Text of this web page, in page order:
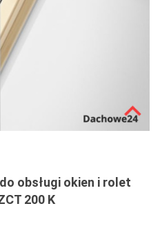
obsługi okien i rolet
200 K